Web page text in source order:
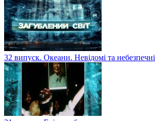
32 випуск. Океани. Невідомі та небезпечні